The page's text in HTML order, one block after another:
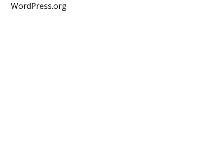
WordPress.org